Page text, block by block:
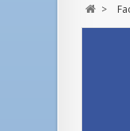
>